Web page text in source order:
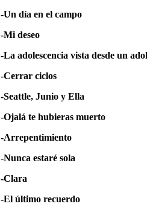
-Un día en el campo
-Mi deseo
-La adolescencia vista desde un
-Cerrar ciclos
-Seattle, Junio y Ella
-Ojalá te hubieras muerto
-Arrepentimiento
-Nunca estaré sola
-Clara
-El último recuerdo